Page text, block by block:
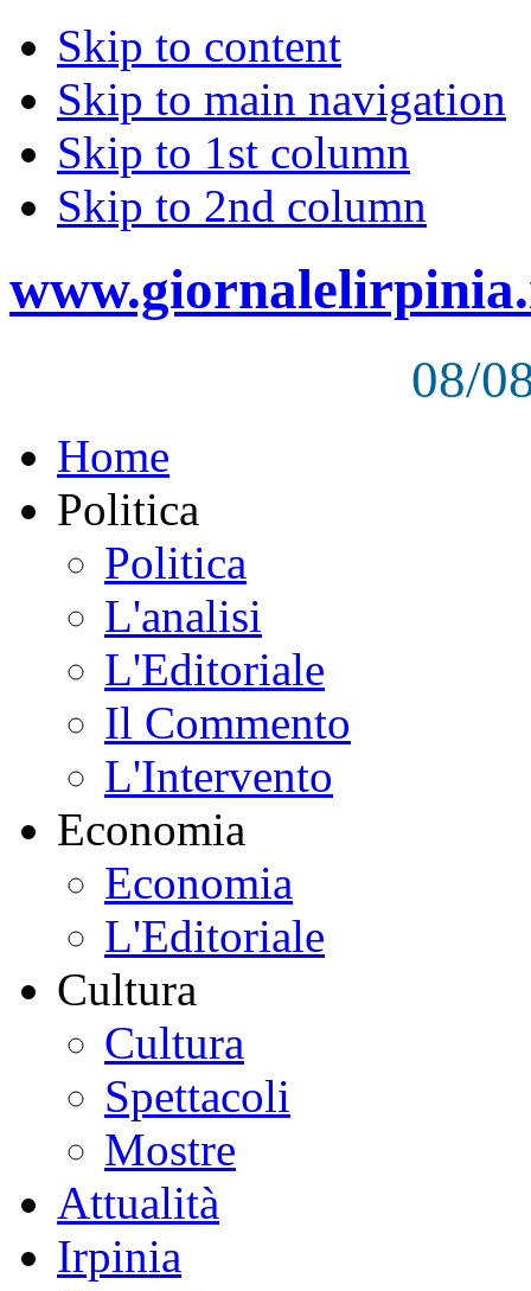
Skip to content
Skip to main navigation
Skip to 1st column
Skip to 2nd column
08/
Home
Politica
Politica
L'analisi
L'Editoriale
Il Commento
L'Intervento
Economia
Economia
L'Editoriale
Cultura
Cultura
Spettacoli
Mostre
Attualità
Irpinia